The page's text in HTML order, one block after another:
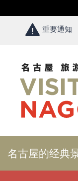
重要通知
名古屋的经典